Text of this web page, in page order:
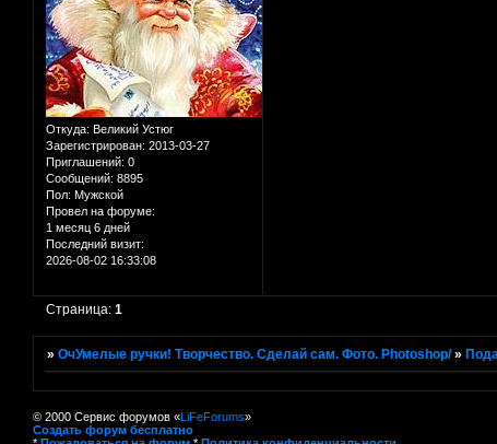
Откуда: Великий Устюг
Зарегистрирован: 2013-03-27
Приглашений: 0
Сообщений: 8895
Пол: Мужской
Провел на форуме:
1 месяц 6 дней
Последний визит:
2026-08-02 16:33:08
Страница:1
»ОчУмелые ручки! Творчество. Сделай сам. Фото. Photoshop/ »
© 2000 Сервис форумов «LiFeForums»
Создать форум бесплатно